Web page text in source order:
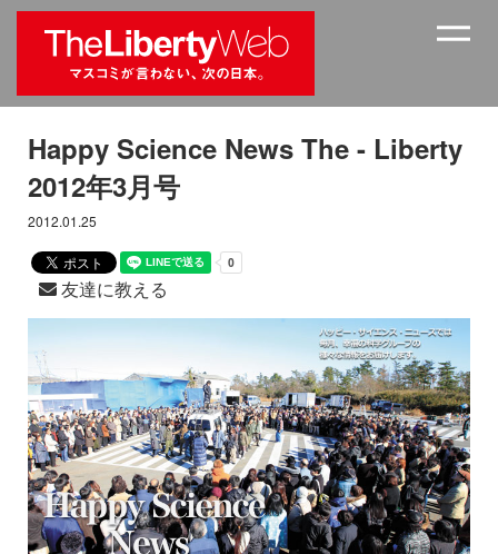
Happy Science News The - Liberty
2012年3月号
2012.01.25
友達に教える